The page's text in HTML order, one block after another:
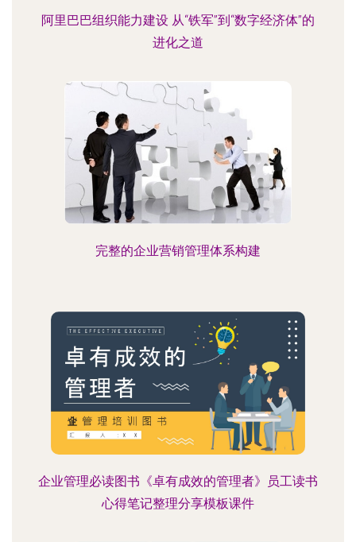
阿里巴巴组织能力建设 从“铁军”到“数字经济体”的
进化之道
完整的企业营销管理体系构建
企业管理必读图书《卓有成效的管理者》员工读书
心得笔记整理分享模板课件